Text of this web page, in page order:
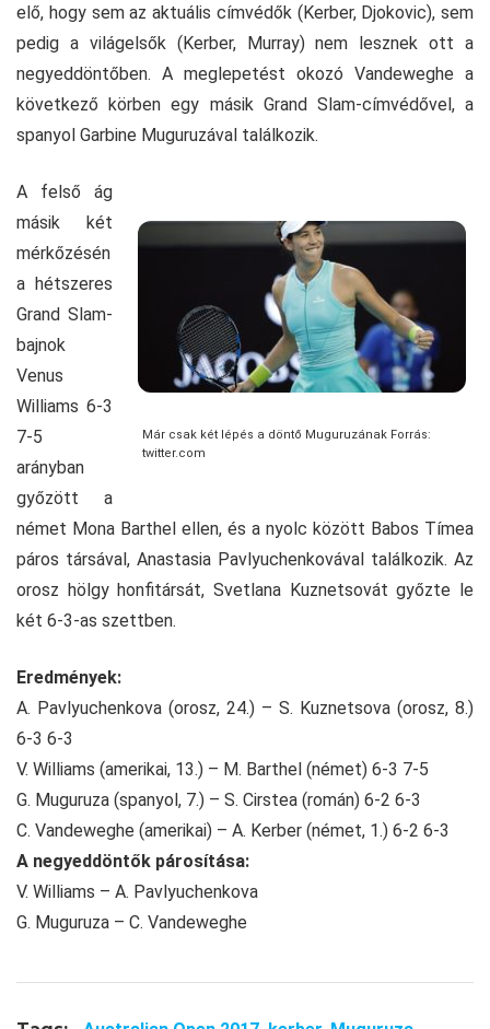
elő, hogy sem az aktuális címvédők (Kerber, Djokovic), sem
pedig a világelsők (Kerber, Murray) nem lesznek ott a
negyeddöntőben. A meglepetést okozó Vandeweghe a
következő körben egy másik Grand Slam-címvédővel, a
spanyol Garbine Muguruzával találkozik.
Már csak két lépés a döntő Muguruzának Forrás:
twitter.com
A felső ág
másik két
mérkőzésén
a hétszeres
Grand Slam-
bajnok
Venus
Williams 6-3
7-5
arányban
győzött a
német Mona Barthel ellen, és a nyolc között Babos Tímea
páros társával, Anastasia Pavlyuchenkovával találkozik. Az
orosz hölgy honfitársát, Svetlana Kuznetsovát győzte le
két 6-3-as szettben.
Eredmények:
A. Pavlyuchenkova (orosz, 24.) – S. Kuznetsova (orosz, 8.)
6-3 6-3
V. Williams (amerikai, 13.) – M. Barthel (német) 6-3 7-5
G. Muguruza (spanyol, 7.) – S. Cirstea (román) 6-2 6-3
C. Vandeweghe (amerikai) – A. Kerber (német, 1.) 6-2 6-3
A negyeddöntők párosítása:
V. Williams – A. Pavlyuchenkova
G. Muguruza – C. Vandeweghe